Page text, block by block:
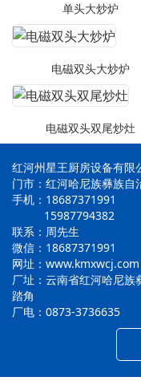
单头大炒炉
电磁双头大炒炉
电磁双头双尾炒灶
红河州星王厨房设备有限
门市：红河哈尼族彝族
手机：18687371991
15987794382
联系：周先生
微信：18687371991
网址：www.kmxwcj.com
厂址：云南省红河哈尼
踏角
厂电：0873-3736635